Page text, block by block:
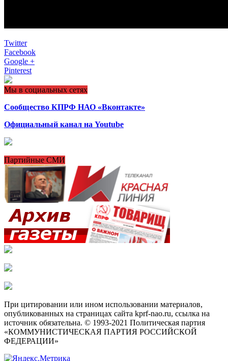
Twitter
Facebook
Google +
Pinterest
Мы в социальных сетях
Сообщество КПРФ НАО «Вконтакте»
Официальный канал на Youtube
Партийные СМИ
При цитировании или ином использовании материалов,
опубликованных на страницах сайта kprf-nao.ru, ссылка на
источник обязательна. © 1993-2021 Политическая партия
«КОММУНИСТИЧЕСКАЯ ПАРТИЯ РОССИЙСКОЙ
ФЕДЕРАЦИИ»